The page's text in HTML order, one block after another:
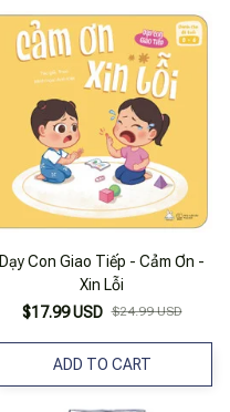
Dạy Con Giao Tiếp - Cảm Ơn -
Xin Lỗi
$17.99 USD $24.99 USD
ADD TO CART